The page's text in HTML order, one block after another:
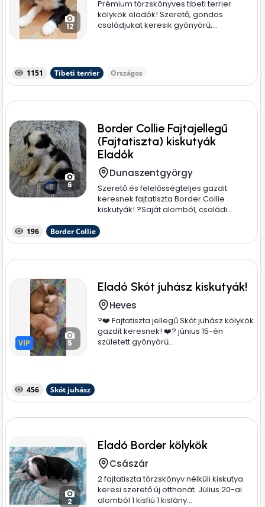
12
Prémium törzskönyves tibeti terrier
kölykök eladók! Szerető, gondos
családjukat keresik gyönyörű,...
1151 Tibeti terrier Országos
6
Border Collie Fajtajellegű
(Fajtatiszta) kiskutyák
Eladók
Dunaszentgyörgy
Szerető és felelősségteljes gazdit
keresnek fajtatiszta Border Collie
kiskutyák! ? ​Saját alomból, családi...
196 Border Collie
VIP
VIP 5
Eladó Skót juhász kiskutyák!
Heves
?❤️ Fajtatiszta jellegű Skót juhász kölykök
gazdit keresnek! ❤️? június 15-én
született gyönyörű...
456 Skót juhász
2
Eladó Border kölykök
Császár
2 fajtatiszta törzskönyv nélküli kiskutya
keresi szerető új otthonát. Július 20-ai
alomból 1 kisfiú 1 kislány...